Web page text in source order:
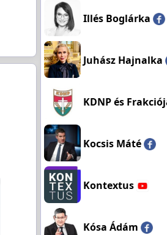
Illés Boglárka
Juhász Hajnalka
KDNP és
Kocsis Máté
Kontextus
Kósa Ádám